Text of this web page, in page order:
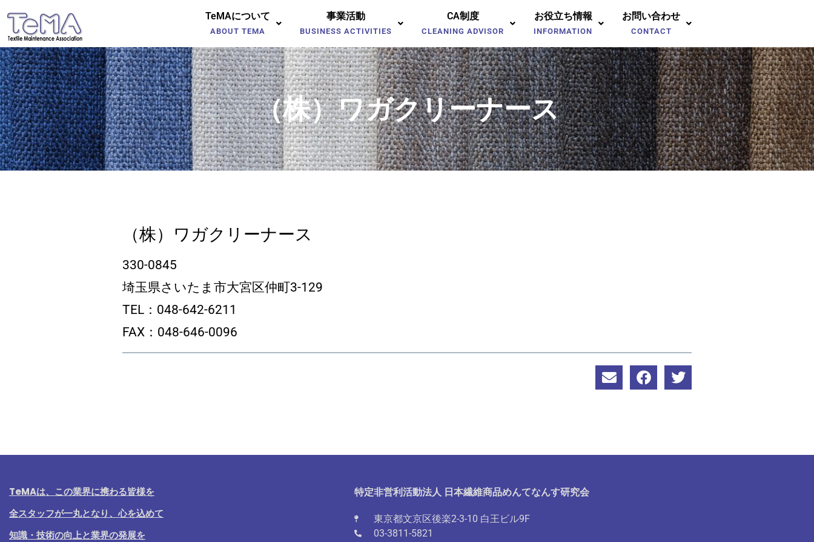
TeMAについて
ABOUT TEMA
事業活動
BUSINESS ACTIVITIES
CA制度
CLEANING ADVISOR
お役立ち情報
INFORMATION
お問い合わせ
CONTACT
（株）ワガクリーナース
（株）ワガクリーナース
330-0845
埼玉県さいたま市大宮区仲町3-129
TEL：048-642-6211
FAX：048-646-0096
TeMAは、この業界に携わる皆様を
全スタッフが一丸となり、心を込めて
知識・技術の向上と業界の発展を
特定非営利活動法人 日本繊維商品めんてなんす研究会
東京都文京区後楽2-3-10 白王ビル9F
03-3811-5821